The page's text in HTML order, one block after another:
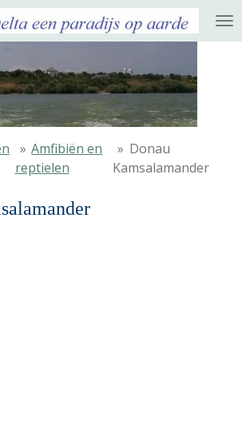
» Amfibiën en
reptielen
» Donau
Kamsalamander